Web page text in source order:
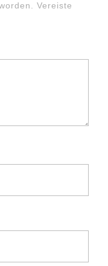
Vereiste